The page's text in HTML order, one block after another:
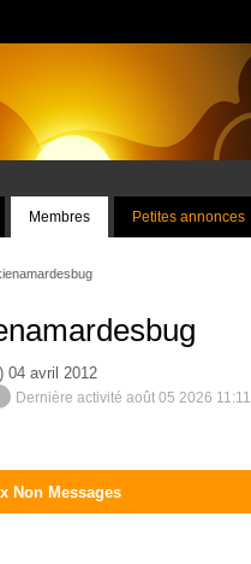
Membres Petites annonces
04 avril 2012
Dernière activité août 05 2026 11:11
Non Messages